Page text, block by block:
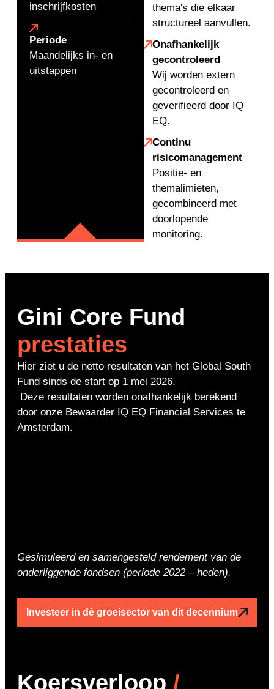
inschrijfkosten
Periode
Maandelijks in- en
uitstappen
thema's die elkaar
structureel aanvullen.
Onafhankelijk
gecontroleerd
Wij worden extern
gecontroleerd en
geverifieerd door IQ
EQ.
Continu
risicomanagement
Positie- en
themalimieten,
gecombineerd met
doorlopende
monitoring.
Gini Core Fund
prestaties
Hier ziet u de netto resultaten van het Global South
Fund sinds de start op 1 mei 2026.
Deze resultaten worden onafhankelijk berekend
door onze Bewaarder IQ EQ Financial Services te
Amsterdam.
Gesimuleerd en samengesteld rendement van de
onderliggende fondsen (periode 2022 – heden).
Investeer in dé groeisector van dit decennium
Koersverloop /